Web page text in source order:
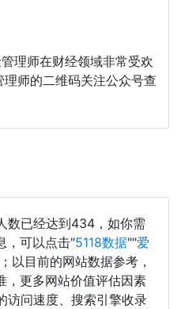
理师在财经领域非常受欢
师的二维码关注公众号查
数已经达到434，如你需
，可以点击"5118数据""爱
以目前的网站数据参考，
，更多网站价值评估因素
访问速度、搜索引擎收录